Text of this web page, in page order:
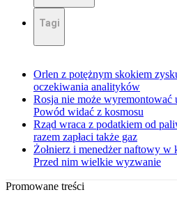
Tagi
Orlen z potężnym skokiem
oczekiwania analityków
Rosja nie może wyremontować
Powód widać z kosmosu
Rząd wraca z podatkiem od
razem zapłaci także gaz
Żołnierz i menedżer naftowy
Przed nim wielkie wyzwanie
Promowane treści